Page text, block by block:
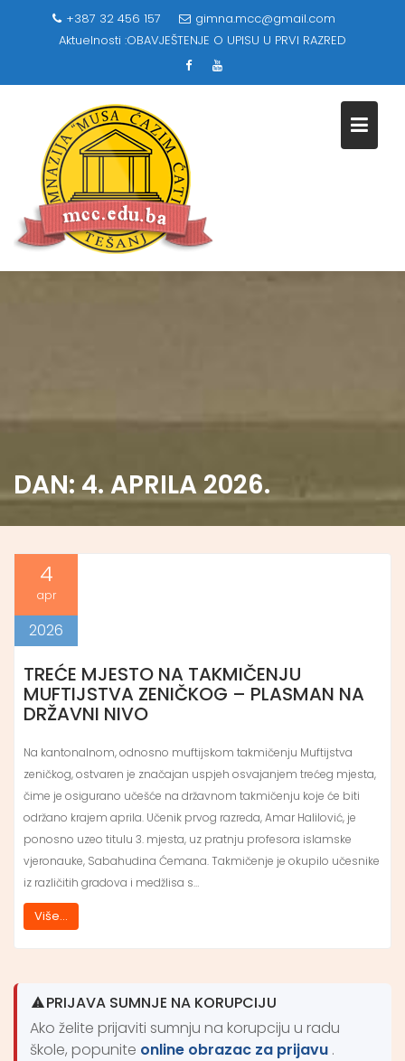
+387 32 456 157
gimna.mcc@gmail.com
Aktuelnosti :OBAVJEŠTENJE O UPISU U PRVI RAZRED
DAN:4. APRILA 2026.
4
apr
2026
TREĆE MJESTO NA TAKMIČENJU
MUFTIJSTVA ZENIČKOG – PLASMAN NA
DRŽAVNI NIVO
Na kantonalnom, odnosno muftijskom takmičenju Muftijstva
zeničkog, ostvaren je značajan uspjeh osvajanjem trećeg mjesta,
čime je osigurano učešće na državnom takmičenju koje će biti
održano krajem aprila. Učenik prvog razreda, Amar Halilović, je
ponosno uzeo titulu 3. mjesta, uz pratnju profesora islamske
vjeronauke, Sabahudina Ćemana. Takmičenje je okupilo učesnike
iz različitih gradova i medžlisa s…
Više...
PRIJAVA SUMNJE NA KORUPCIJU
Ako želite prijaviti sumnju na korupciju u radu
škole, popunite online obrazac za prijavu .